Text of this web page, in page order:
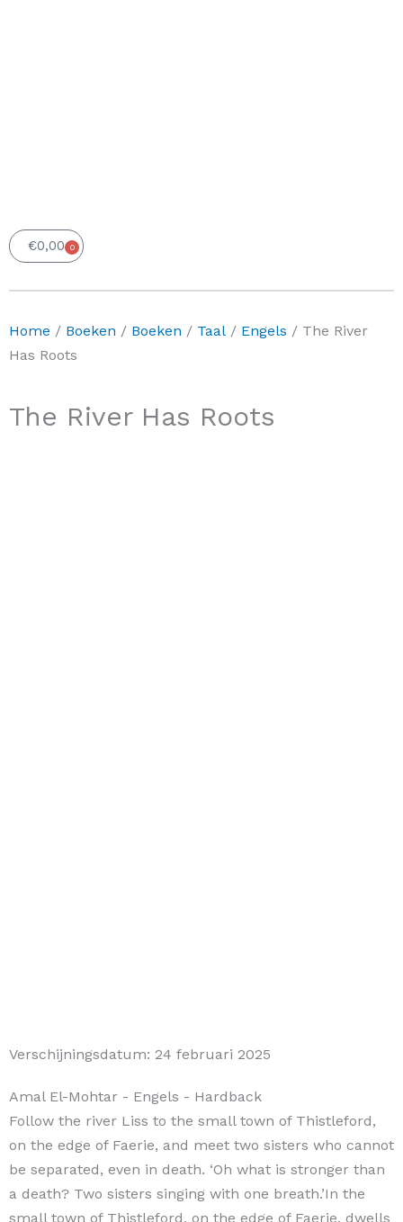
€0,00 0
Winkelwagen
Home / Boeken / Boeken / Taal / Engels / The River
Has Roots
The River Has Roots
Verschijningsdatum: 24 februari 2025
Amal El-Mohtar - Engels - Hardback
Follow the river Liss to the small town of Thistleford,
on the edge of Faerie, and meet two sisters who cannot
be separated, even in death. ‘Oh what is stronger than
a death? Two sisters singing with one breath.’In the
small town of Thistleford, on the edge of Faerie, dwells